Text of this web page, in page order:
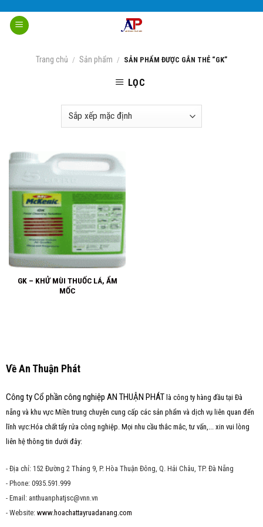
content
Trang chủ / Sản phẩm / SẢN PHẨM ĐƯỢC GẮN THẺ “GK”
LỌC
GK – KHỬ MÙI THUỐC LÁ, ẨM
MỐC
Về An Thuận Phát
Công ty Cổ phần công nghiệp AN THUẬN PHÁT là công ty hàng đầu tại Đà
nẵng và khu vực Miền trung chuyên cung cấp các sản phẩm và dịch vụ liên quan đến
lĩnh vực:Hóa chất tẩy rửa công nghiệp. Mọi nhu cầu thắc mắc, tư vấn,... xin vui lòng
liên hệ thông tin dưới đây:
- Địa chỉ: 152 Đường 2 Tháng 9, P. Hòa Thuận Đông, Q. Hải Châu, TP. Đà Nẵng
- Phone: 0935.591.999
- Email: anthuanphatjsc@vnn.vn
- Website: www.hoachattayruadanang.com